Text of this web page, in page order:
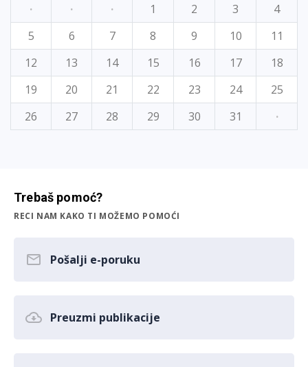
·
· · 1 2 3
4
5
6 7 8 9 10
11
12
13 14 15 16 17
18
19
20 21 22 23 24
25
26
27 28 29 30 31 ·
Trebaš pomoć?
RECI NAM KAKO TI MOŽEMO POMOĆI
Pošalji e-poruku
Preuzmi publikacije